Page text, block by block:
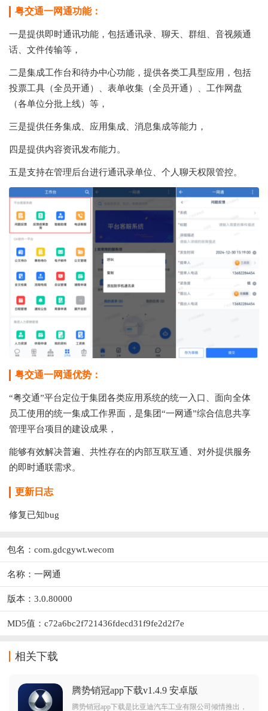
粤交通一网通功能：
一是提供即时通讯功能，包括通讯录、聊天、群组、音视频通
话、文件传输等，
二是集成工作台和待办中心功能，提供各类工具型应用，包括
投票工具（全员开通）、表单收集（全员开通）、工作网盘
（各单位分批上线）等，
三是提供任务集成、应用集成、消息集成等能力，
四是提供内容资讯发布能力。
五是支持在管理后台进行通讯录单位、个人聊天权限管控。
粤交通一网通优势：
“粤交通”平台定位于集团各类应用系统的统一入口、面向全体
员工使用的统一集成工作界面，是集团“一网通”综合信息共享
管理平台项目的建设成果，
能够有效解决普遍、共性存在的内部互联互通、对外提供服务
的即时通联需求。
更新日志
修复已知bug
包名：com.gdcgywt.wecom
名称：一网通
版本：3.0.80000
MD5值：c72a6bc2f721436fdecd31f9fe2d2f7e
相关下载
腾势销冠app下载v1.4.9 安卓版
腾势销冠app下载是比亚迪汽车工业有限公司倾情推出，